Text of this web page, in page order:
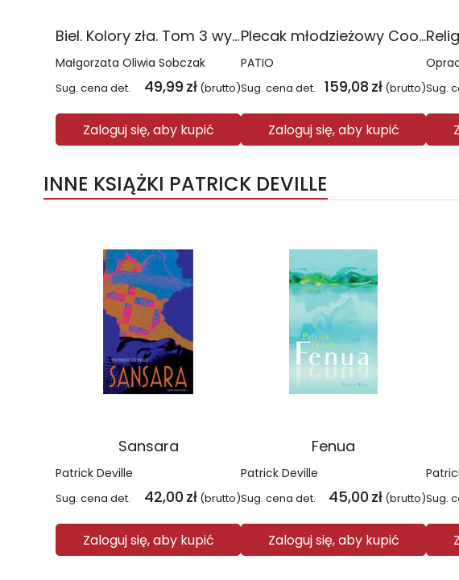
Biel. Kolory zła. Tom 3 wyd. 2025
Małgorzata Oliwia Sobczak
Sug. cena det. 49,99 zł (brutto)
Zaloguj się, aby kupić
Plecak młodzieżowy Coolpack Jerry Daisy Black
PATIO
Sug. cena det. 159,08 zł (brutto)
Zaloguj się, aby kupić
Sug.
INNE KSIĄŻKI PATRICK DEVILLE
Sansara
Patrick Deville
Sug. cena det. 42,00 zł (brutto)
Zaloguj się, aby kupić
Fenua
Patrick Deville
Sug. cena det. 45,00 zł (brutto)
Zaloguj się, aby kupić
Sug.